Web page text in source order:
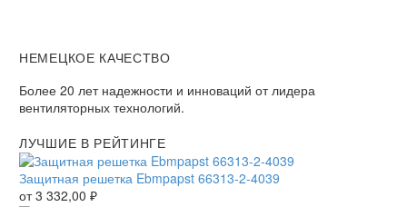
НЕМЕЦКОЕ КАЧЕСТВО
Более 20 лет надежности и инноваций от лидера
вентиляторных технологий.
ЛУЧШИЕ В РЕЙТИНГЕ
Защитная решетка Ebmpapst 66313-2-4039
от3 332,00 ₽